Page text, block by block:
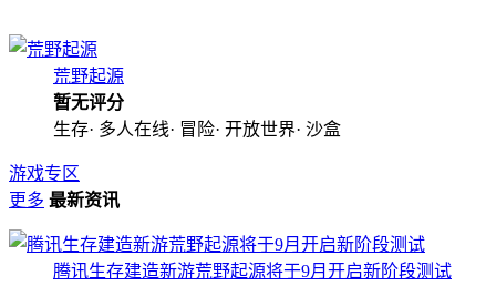
荒野起源
暂无评分
生存· 多人在线· 冒险· 开放世界· 沙盒
游戏专区
更多 最新资讯
腾讯生存建造新游荒野起源将于9月开启新阶段测试